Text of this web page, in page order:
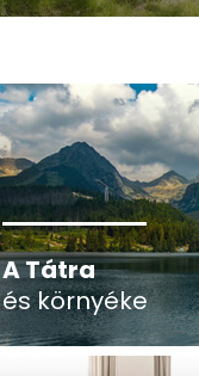
A Tátra
és környéke